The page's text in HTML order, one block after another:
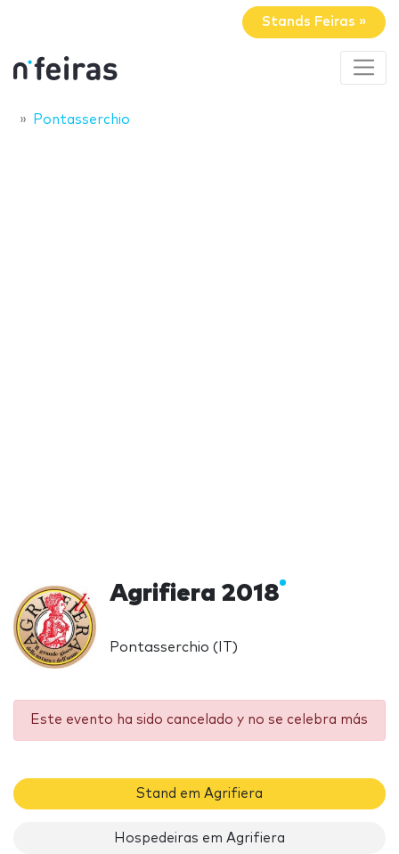
Stands Feiras »
Pontasserchio
Agrifiera 2018
Pontasserchio (IT)
Este evento ha sido cancelado y no se celebra más
Stand em Agrifiera
Hospedeiras em Agrifiera